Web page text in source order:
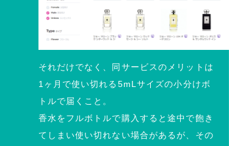
それだけでなく、同サービスのメリットは
1ヶ月で使い切れる5mLサイズの小分けボ
トルで届くこと。
香水をフルボトルで購入すると途中で飽き
てしまい使い切れない場合があるが、その